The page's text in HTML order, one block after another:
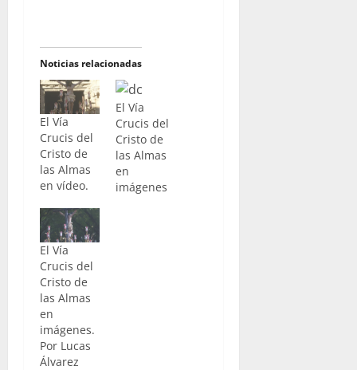
Noticias relacionadas
El Vía
Crucis del
Cristo de
las Almas
en vídeo.
El Vía
Crucis del
Cristo de
las Almas
en
imágenes
El Vía
Crucis del
Cristo de
las Almas
en
imágenes.
Por Lucas
Álvarez